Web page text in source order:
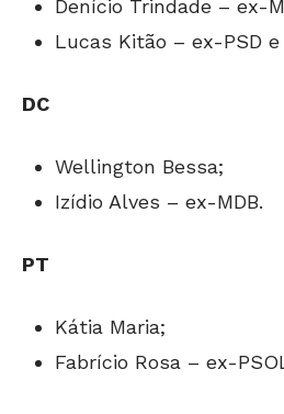
Denício Trindade – ex-
Lucas Kitão – ex-PSD e
DC
Wellington Bessa;
Izídio Alves – ex-MDB.
PT
Kátia Maria;
Fabrício Rosa – ex-